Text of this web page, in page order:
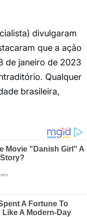
divulgaram
que a ação
de janeiro de 2023
Qualquer
brasileira,